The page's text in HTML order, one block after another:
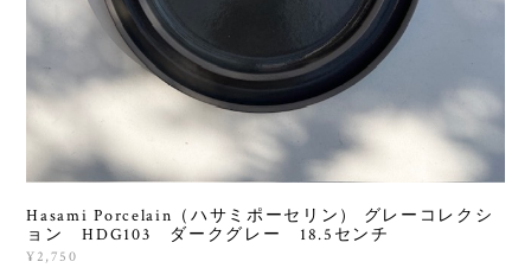
Hasami Porcelain（ハサミポーセリン） グレーコレクシ
ョン HDG103 ダークグレー 18.5センチ
¥2,750